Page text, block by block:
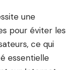
une
pour éviter les
ce qui
essentielle